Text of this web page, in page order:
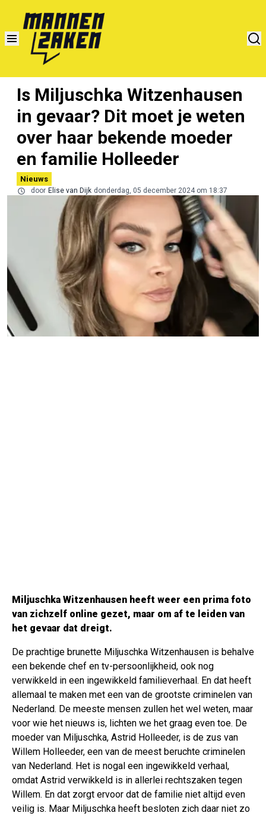
Is Miljuschka Witzenhausen
in gevaar? Dit moet je weten
over haar bekende moeder
en familie Holleeder
Nieuws
door Elise van Dijk donderdag, 05 december 2024 om 18:37
Miljuschka Witzenhausen heeft weer een prima foto
van zichzelf online gezet, maar om af te leiden van
het gevaar dat dreigt.
De prachtige brunette Miljuschka Witzenhausen is behalve
een bekende chef en tv-persoonlijkheid, ook nog
verwikkeld in een ingewikkeld familieverhaal. En dat heeft
allemaal te maken met een van de grootste criminelen van
Nederland. De meeste mensen zullen het wel weten, maar
voor wie het nieuws is, lichten we het graag even toe. De
moeder van Miljuschka, Astrid Holleeder, is de zus van
Willem Holleeder, een van de meest beruchte criminelen
van Nederland. Het is nogal een ingewikkeld verhaal,
omdat Astrid verwikkeld is in allerlei rechtszaken tegen
Willem. En dat zorgt ervoor dat de familie niet altijd even
veilig is. Maar Miljuschka heeft besloten zich daar niet zo